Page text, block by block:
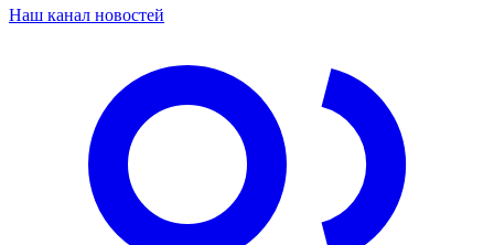
Наш канал новостей